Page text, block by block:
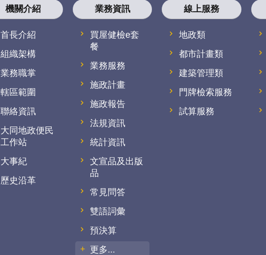
機關介紹
首長介紹
組織架構
業務職掌
轄區範圍
聯絡資訊
大同地政便民
工作站
大事紀
歷史沿革
業務資訊
買屋健檢e套
餐
業務服務
施政計畫
施政報告
法規資訊
統計資訊
文宣品及出版
品
常見問答
雙語詞彙
預決算
更多...
線上服務
地政類
都市計畫類
建築管理類
門牌檢索服務
試算服務